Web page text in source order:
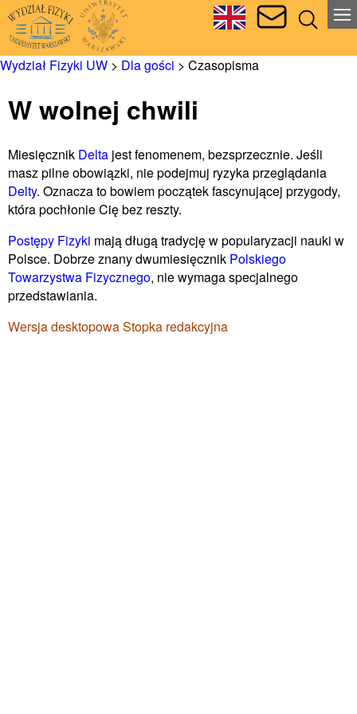
Wydział Fizyki UW > Dla gości > Czasopisma
W wolnej chwili
Miesięcznik Delta jest fenomenem, bezsprzecznie. Jeśli
masz pilne obowiązki, nie podejmuj ryzyka przeglądania
Delty. Oznacza to bowiem początek fascynującej przygody,
która pochłonie Cię bez reszty.
Postępy Fizyki mają długą tradycję w popularyzacji nauki w
Polsce. Dobrze znany dwumiesięcznik Polskiego
Towarzystwa Fizycznego, nie wymaga specjalnego
przedstawiania.
Wersja desktopowaStopka redakcyjna